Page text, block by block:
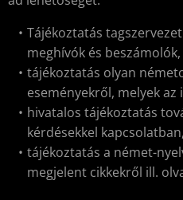
Tájékoztatás
meghívók és beszámolók,
tájékoztatás olyan
eseményekről, melyek
hivatalos tájékoztatás
kérdésekkel kapcsolatban,
tájékoztatás a német-
megjelent cikkekről ill.